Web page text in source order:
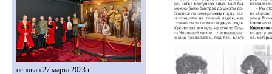
основан 27 марта 2023 г.